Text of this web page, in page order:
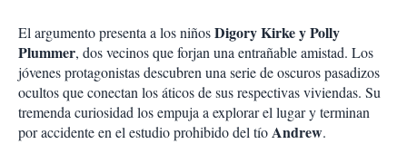
El argumento presenta a los niñosDigory Kirke y Polly
Plummer, dos vecinos que forjan una entrañable amistad. Los
jóvenes protagonistas descubren una serie de oscuros pasadizos
ocultos que conectan los áticos de sus respectivas viviendas. Su
tremenda curiosidad los empuja a explorar el lugar y terminan
por accidente en el estudio prohibido del tíoAndrew.